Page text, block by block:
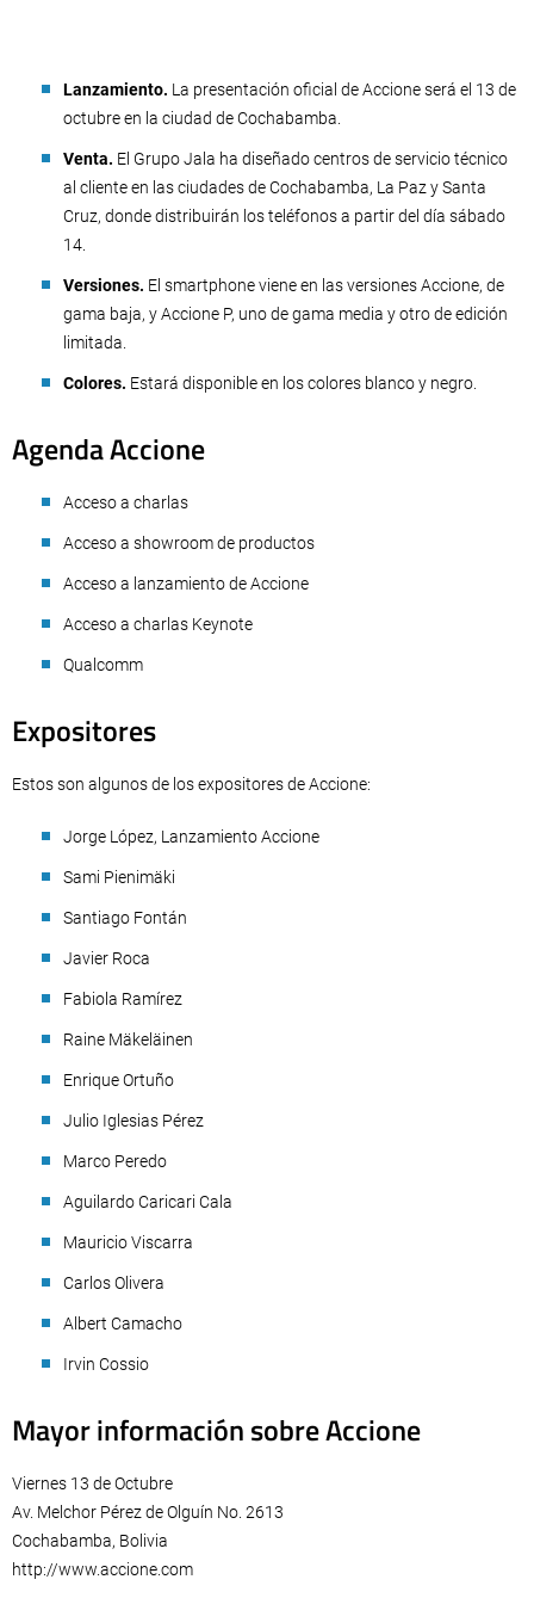
Lanzamiento. La presentación oficial de Accione será el 13 de
octubre en la ciudad de Cochabamba.
Venta. El Grupo Jala ha diseñado centros de servicio técnico
al cliente en las ciudades de Cochabamba, La Paz y Santa
Cruz, donde distribuirán los teléfonos a partir del día sábado
14.
Versiones. El smartphone viene en las versiones Accione, de
gama baja, y Accione P, uno de gama media y otro de edición
limitada.
Colores. Estará disponible en los colores blanco y negro.
Agenda Accione
Acceso a charlas
Acceso a showroom de productos
Acceso a lanzamiento de Accione
Acceso a charlas Keynote
Qualcomm
Expositores
Estos son algunos de los expositores de Accione:
Jorge López, Lanzamiento Accione
Sami Pienimäki
Santiago Fontán
Javier Roca
Fabiola Ramírez
Raine Mäkeläinen
Enrique Ortuño
Julio Iglesias Pérez
Marco Peredo
Aguilardo Caricari Cala
Mauricio Viscarra
Carlos Olivera
Albert Camacho
Irvin Cossio
Mayor información sobre Accione
Viernes 13 de Octubre
Av. Melchor Pérez de Olguín No. 2613
Cochabamba, Bolivia
http://www.accione.com